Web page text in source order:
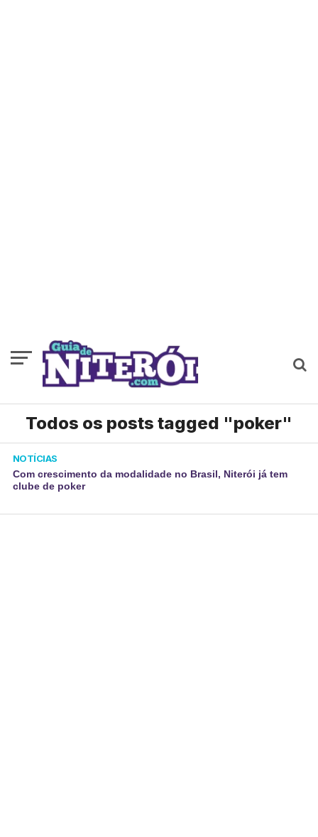
Todos os posts tagged "poker"
NOTÍCIAS
Com crescimento da modalidade no Brasil, Niterói já tem
clube de poker